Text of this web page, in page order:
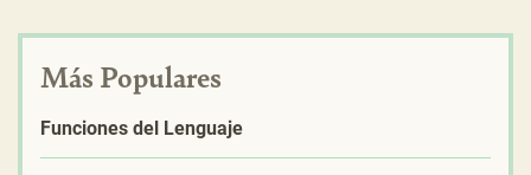
Más Populares
Funciones del Lenguaje